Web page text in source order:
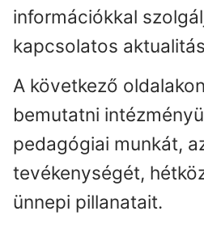
információkkal
kapcsolatos
A következő
bemutatni
pedagógiai munkát,
tevékenységét,
ünnepi pillanatait.